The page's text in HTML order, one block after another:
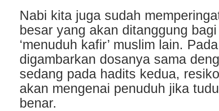
Nabi kita juga sudah
besar yang akan ditanggung
‘menuduh kafir’ muslim lain.
digambarkan dosanya sama
sedang pada hadits kedua,
akan mengenai penuduh jika
benar.